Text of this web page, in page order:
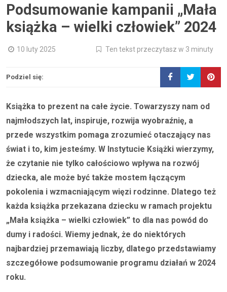
Podsumowanie kampanii „Mała
książka – wielki człowiek” 2024
10 luty 2025 Ten tekst przeczytasz w 3 minuty
Podziel się:
Książka to prezent na całe życie. Towarzyszy nam od
najmłodszych lat, inspiruje, rozwija wyobraźnię, a
przede wszystkim pomaga zrozumieć otaczający nas
świat i to, kim jesteśmy. W Instytucie Książki wierzymy,
że czytanie nie tylko całościowo wpływa na rozwój
dziecka, ale może być także mostem łączącym
pokolenia i wzmacniającym więzi rodzinne. Dlatego też
każda książka przekazana dziecku w ramach projektu
„Mała książka – wielki człowiek” to dla nas powód do
dumy i radości. Wiemy jednak, że do niektórych
najbardziej przemawiają liczby, dlatego przedstawiamy
szczegółowe podsumowanie programu działań w 2024
roku.